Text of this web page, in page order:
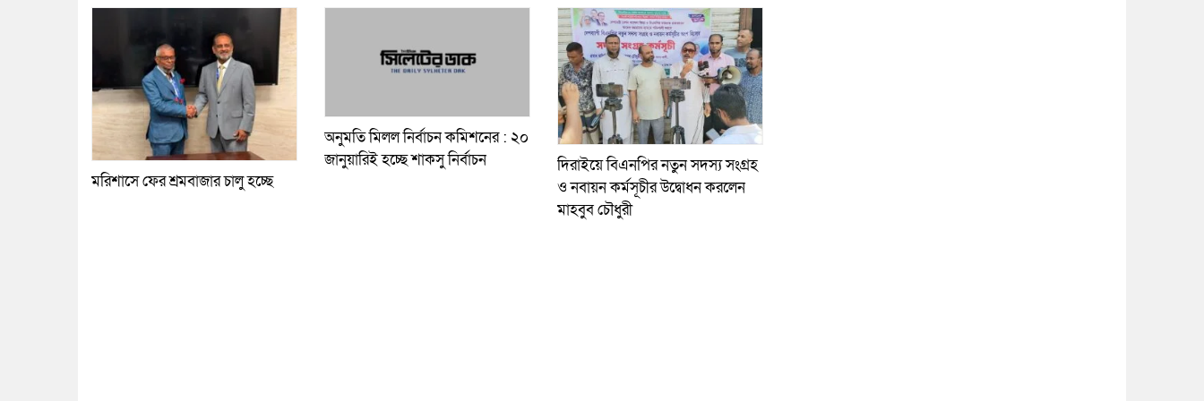
মরিশাসে ফের শ্রমবাজার চালু হচ্ছে
অনুমতি মিলল নির্বাচন কমিশনের : ২০
জানুয়ারিই হচ্ছে শাকসু নির্বাচন
দিরাইয়ে বিএনপির নতুন সদস্য সংগ্রহ
ও নবায়ন কর্মসূচীর উদ্বোধন করলেন
মাহবুব চৌধুরী